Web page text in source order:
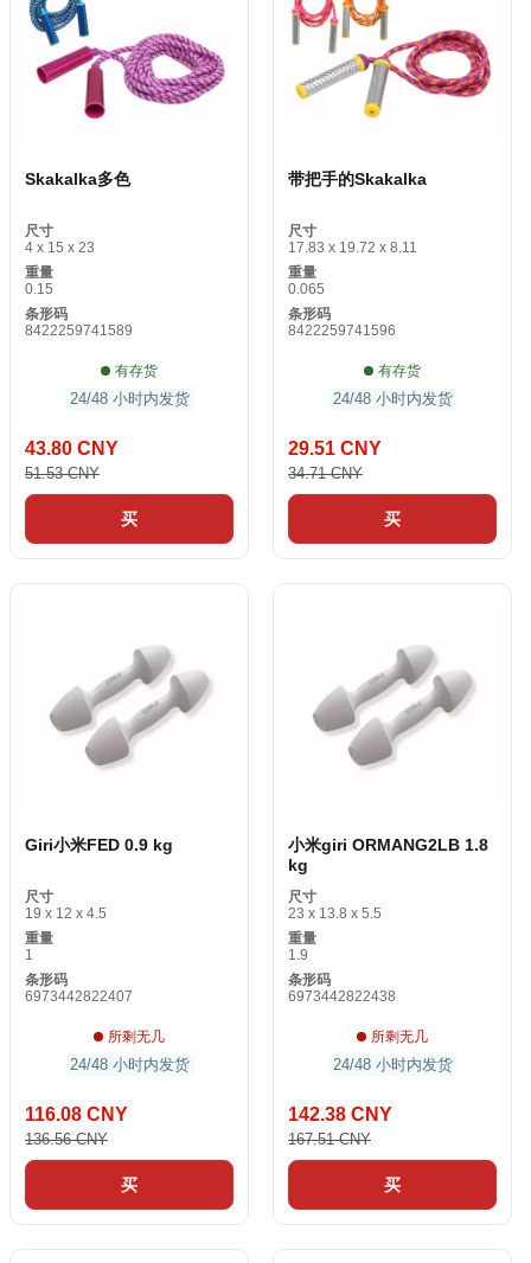
Skakalka多色
尺寸
4 x 15 x 23
重量
0.15
条形码
8422259741589
有存货
24/48 小时内发货
43.80 CNY
51.53 CNY
买
带把手的Skakalka
尺寸
17.83 x 19.72 x 8.11
重量
0.065
条形码
8422259741596
有存货
24/48 小时内发货
29.51 CNY
34.71 CNY
买
Giri小米FED 0.9 kg
尺寸
19 x 12 x 4.5
重量
1
条形码
6973442822407
所剩无几
24/48 小时内发货
116.08 CNY
136.56 CNY
买
小米giri ORMANG2LB 1.8
kg
尺寸
23 x 13.8 x 5.5
重量
1.9
条形码
6973442822438
所剩无几
24/48 小时内发货
142.38 CNY
167.51 CNY
买